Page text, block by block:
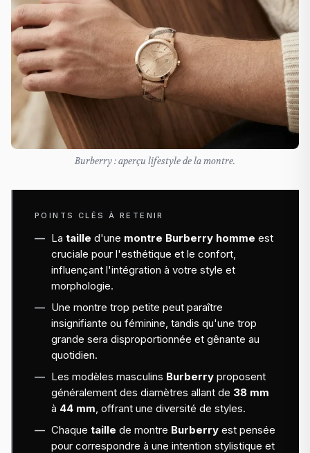
Burberry : aperçu lifestyle de la montre.
POINTS CLÉS À RETENIR
La taille d'une montre Burberry homme est
cruciale pour l'esthétique et le confort,
influençant l'intégration à votre style et
morphologie.
Une montre trop petite peut paraître
insignifiante ou féminine, tandis qu'une trop
grande sera disproportionnée et gênante au
quotidien.
Les modèles masculins Burberry proposent
généralement des diamètres allant de 38 mm
à 44 mm , offrant une diversité de styles.
Chaque taille de montre Burberry est pensée
pour correspondre à une intention stylistique et